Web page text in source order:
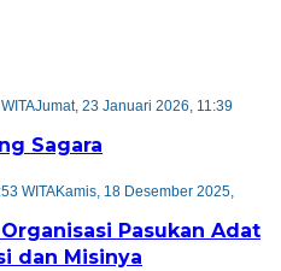
Jumat, 23 Januari 2026, 11:39
Sagara
WITAKamis, 18 Desember 2025,
Pasukan Adat
dan Misinya